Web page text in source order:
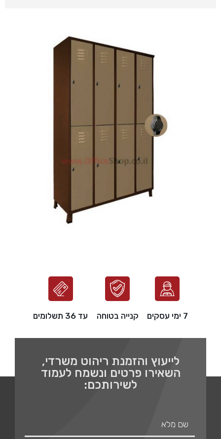
7 ימי עסקים קנייה בטוחה עד 36 תשלומים
לייעוץ והזמנת ריהוט משרדי,
השאירו פרטים ונשמח לעמוד
לשירותכם: